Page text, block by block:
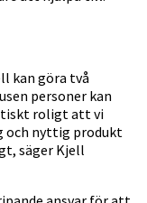
kan göra två
personer kan
roligt att vi
och nyttig produkt
säger Kjell